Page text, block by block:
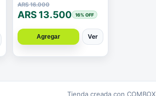
ARS 16.000
ARS 13.500 16% OFF
Agregar Ver
Tienda creada con COMBOX